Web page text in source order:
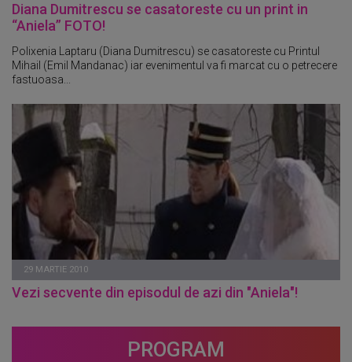
Diana Dumitrescu se casatoreste cu un print in
“Aniela” FOTO!
Polixenia Laptaru (Diana Dumitrescu) se casatoreste cu Printul
Mihail (Emil Mandanac) iar evenimentul va fi marcat cu o petrecere
fastuoasa...
29 MARTIE 2010
Vezi secvente din episodul de azi din "Aniela"!
PROGRAM